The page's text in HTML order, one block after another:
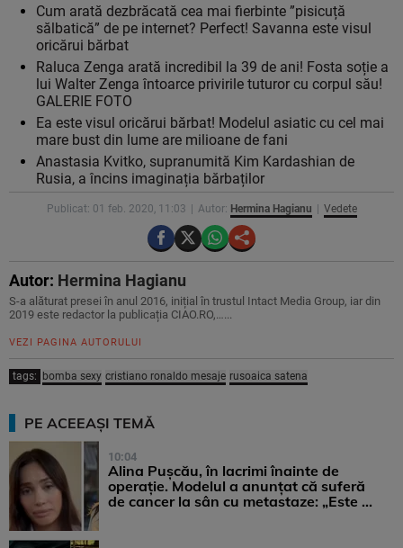
Cum arată dezbrăcată cea mai fierbinte ”pisicuță
sălbatică” de pe internet? Perfect! Savanna este visul
oricărui bărbat
Raluca Zenga arată incredibil la 39 de ani! Fosta soție a
lui Walter Zenga întoarce privirile tuturor cu corpul său!
GALERIE FOTO
Ea este visul oricărui bărbat! Modelul asiatic cu cel mai
mare bust din lume are milioane de fani
Anastasia Kvitko, supranumită Kim Kardashian de
Rusia, a încins imaginația bărbaților
Publicat: 01 feb. 2020, 11:03 Autor: Hermina Hagianu Vedete
Autor: Hermina Hagianu
S-a alăturat presei în anul 2016, inițial în trustul Intact Media Group, iar din
2019 este redactor la publicația CIAO.RO,…...
VEZI PAGINA AUTORULUI
tags: bomba sexy cristiano ronaldo mesaje rusoaica satena
PE ACEEAȘI TEMĂ
10:04
Alina Pușcău, în lacrimi înainte de
operație. Modelul a anunțat că suferă
de cancer la sân cu metastaze: „Este ...